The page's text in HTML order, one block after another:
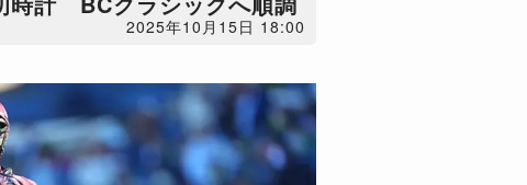
2025年10月15日 18:00